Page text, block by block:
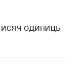
одиниць